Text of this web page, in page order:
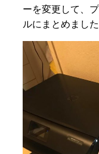
ーを変更して、
ルにまとめました